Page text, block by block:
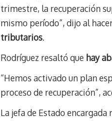
trimestre, la recuperación
mismo período”, dijo al
tributarios.
Rodríguez resaltó que hay
“Hemos activado un plan
proceso de recuperación”,
La jefa de Estado